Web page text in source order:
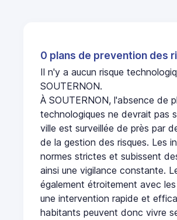
0 plans de prevention des
Il n'y a aucun risque
SOUTERNON.
À SOUTERNON, l'absence de
technologiques ne devrait pas
ville est surveillée de près par
de la gestion des risques. Les
normes strictes et subissent
ainsi une vigilance constante.
également étroitement avec
une intervention rapide et
habitants peuvent donc vivre